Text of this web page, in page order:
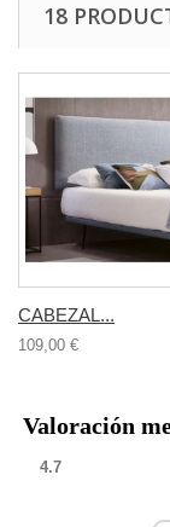
18
CABEZAL...
109,00 €
Valoración
4.7